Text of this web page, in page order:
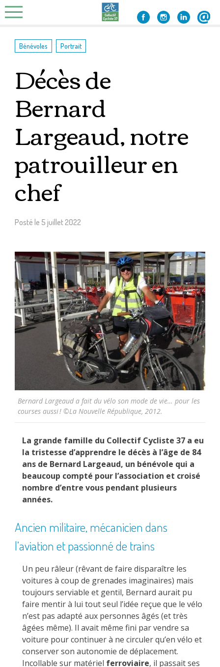
Skip
to
Bénévoles Portrait
Décès de
Bernard
Largeaud, notre
patrouilleur en
chef
Posté le 5 juillet 2022
Bernard Largeaud a fait du vélo son mode de vie… pour les
courses aussi ! ©La Nouvelle République, 2012.
La grande famille du Collectif Cycliste 37 a eu
la tristesse d’apprendre le décès à l’âge de 84
ans de Bernard Largeaud, un bénévole qui a
beaucoup compté pour l’association et croisé
nombre d’entre vous pendant plusieurs
années.
Ancien militaire, mécanicien dans
l’aviation et passionné de trains
Un peu râleur (rêvant de faire disparaître les
voitures à coup de grenades imaginaires) mais
toujours serviable et gentil, Bernard aurait pu
faire mentir à lui tout seul l’idée reçue que le vélo
n’est pas adapté aux personnes âgés (et très
âgées même). Il avait même fini par vendre sa
voiture pour continuer à ne circuler qu’en vélo et
conserver son autonomie de déplacement.
Incollable sur matériel ferroviaire, il passait ses